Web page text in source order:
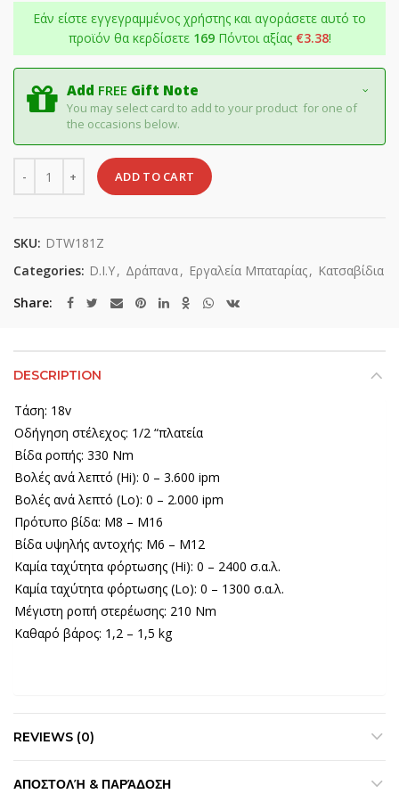
Εάν είστε εγγεγραμμένος χρήστης και αγοράσετε αυτό το
προϊόν θα κερδίσετε 169Πόντοι αξίας €3.38!
Add FREE Gift Note
You may select card to add to your product for one of
the occasions below.
ADD TO CART
SKU: DTW181Z
Categories: D.I.Y, Δράπανα, Εργαλεία Μπαταρίας, Κατσαβίδια
Share
DESCRIPTION
Τάση: 18v
Οδήγηση στέλεχος: 1/2 “πλατεία
Βίδα ροπής: 330 Nm
Βολές ανά λεπτό (Hi): 0 – 3.600 ipm
Βολές ανά λεπτό (Lo): 0 – 2.000 ipm
Πρότυπο βίδα: M8 – M16
Βίδα υψηλής αντοχής: M6 – M12
Καμία ταχύτητα φόρτωσης (Hi): 0 – 2400 σ.α.λ.
Καμία ταχύτητα φόρτωσης (Lo): 0 – 1300 σ.α.λ.
Μέγιστη ροπή στερέωσης: 210 Nm
Καθαρό βάρος: 1,2 – 1,5 kg
REVIEWS (0)
ΑΠΟΣΤΟΛΉ & ΠΑΡΆΔΟΣΗ